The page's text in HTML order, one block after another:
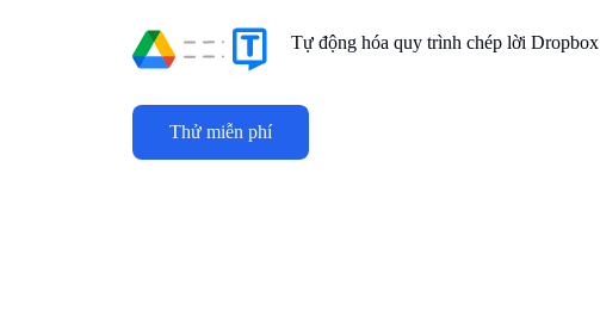
Tự động hóa quy trình chép lời Dropbox
Thử miễn phí